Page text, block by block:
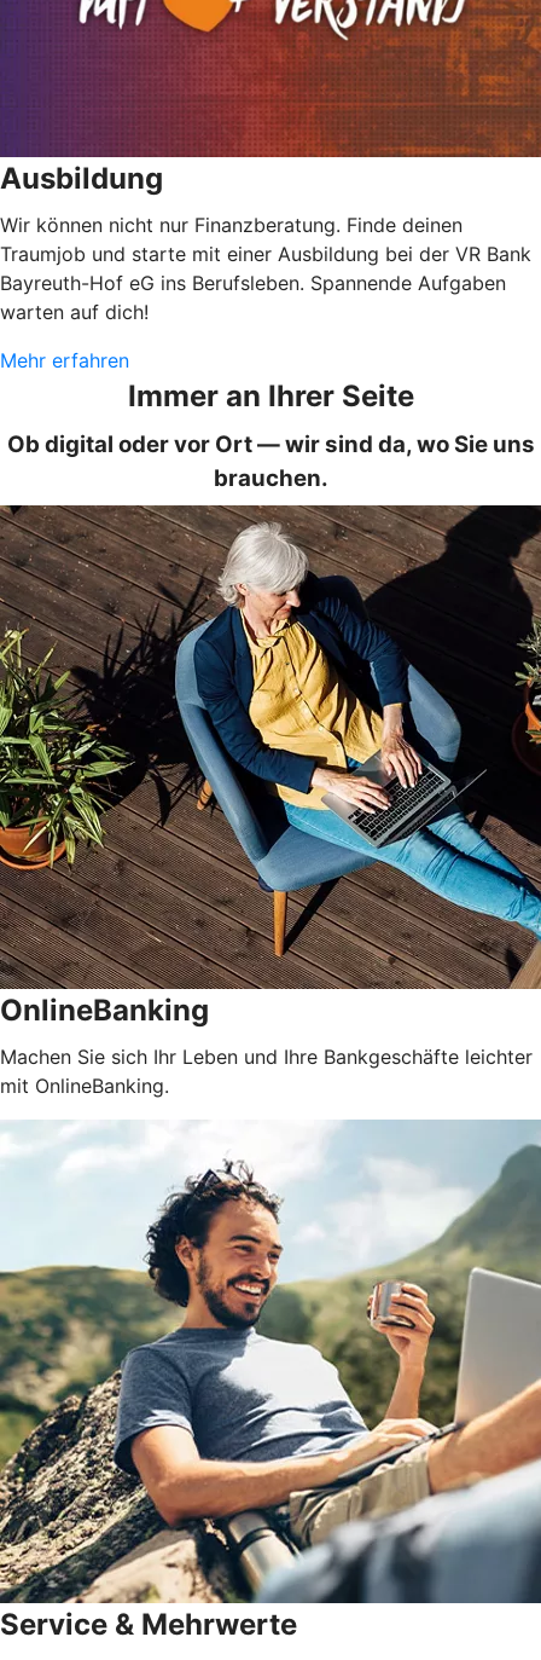
Ausbildung
Wir können nicht nur Finanzberatung. Finde deinen
Traumjob und starte mit einer Ausbildung bei der VR Bank
Bayreuth-Hof eG ins Berufsleben. Spannende Aufgaben
warten auf dich!
Mehr erfahren
Immer an Ihrer Seite
Ob digital oder vor Ort — wir sind da, wo Sie uns
brauchen.
OnlineBanking
Machen Sie sich Ihr Leben und Ihre Bankgeschäfte leichter
mit OnlineBanking.
Service & Mehrwerte